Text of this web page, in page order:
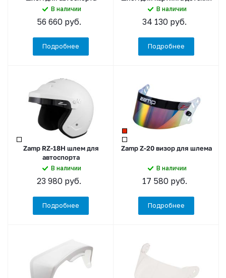
В наличии
56 660 руб.
Подробнее
В наличии
34 130 руб.
Подробнее
Zamp RZ-18H шлем для
автоспорта
В наличии
23 980 руб.
Подробнее
Zamp Z-20 визор для шлема
В наличии
17 580руб.
Подробнее